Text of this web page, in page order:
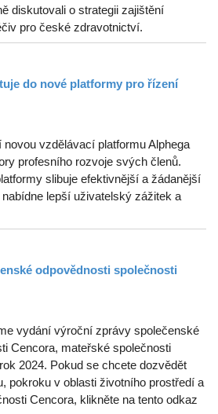
diskutovali o strategii zajištění
pro české zdravotnictví.
do nové platformy pro řízení
vzdělávací platformu Alphega
profesního rozvoje svých členů.
slibuje efektivnější a žádanější
lepší uživatelský zážitek a
odpovědnosti společnosti
vydání výroční zprávy společenské
Cencora, mateřské společnosti
2024. Pokud se chcete dozvědět
pokroku v oblasti životního prostředí a
Cencora, klikněte na tento odkaz